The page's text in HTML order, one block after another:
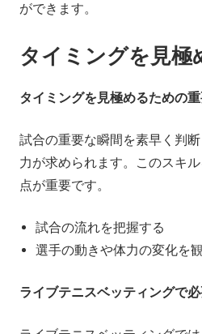
ができます。
タイミングを見極
タイミングを見極めるための
試合の重要な瞬間を素早く判
力が求められます。このスキ
点が重要です。
試合の流れを把握する
選手の動きや体力の変化を
ライブテニスベッティングで